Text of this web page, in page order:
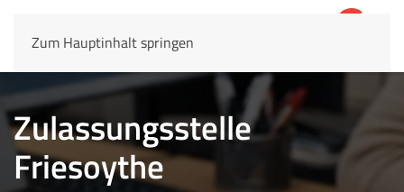
Zum Hauptinhalt springen
Zulassungsstelle
Friesoythe